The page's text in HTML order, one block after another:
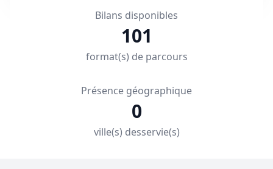
Bilans disponibles
101
format(s) de parcours
Présence géographique
0
ville(s) desservie(s)